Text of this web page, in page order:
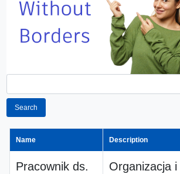
Search
Name Description
Pracownik ds.
Organizacja i